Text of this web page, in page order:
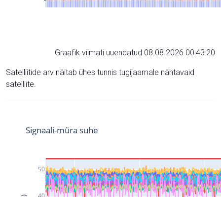
Graafik viimati uuendatud 08.08.2026 00:43:20
Satelliitide arv näitab ühes tunnis tugijaamale nähtavaid
satelliite.
50
Signaali-müra suhe